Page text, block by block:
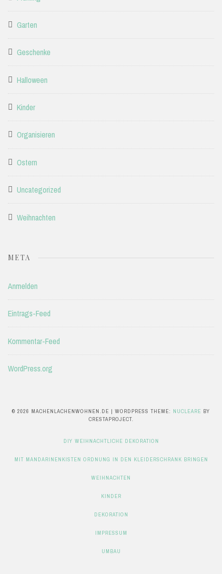
Garten
Geschenke
Halloween
Kinder
Organisieren
Ostern
Uncategorized
Weihnachten
META
Anmelden
Eintrags-Feed
Kommentar-Feed
WordPress.org
© 2026 MACHENLACHENWOHNEN.DE | WORDPRESS THEME: NUCLEARE BY
CRESTAPROJECT.
DIY WEIHNACHTLICHE DEKORATION
MIT MANDARINENKISTEN ORDNUNG IN DEN KLEIDERSCHRANK BRINGEN
WEIHNACHTEN
KINDER
DEKORATION
IMPRESSUM
UMBAU